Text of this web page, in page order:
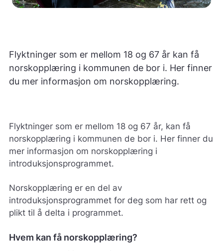
Flyktninger som er mellom 18 og 67 år kan få
norskopplæring i kommunen de bor i. Her finner
du mer informasjon om norskopplæring.
Flyktninger som er mellom 18 og 67 år, kan få
norskopplæring i kommunen de bor i. Her finner du
mer informasjon om norskopplæring i
introduksjonsprogrammet.
Norskopplæring er en del av
introduksjonsprogrammet for deg som har rett og
plikt til å delta i programmet.
Hvem kan få norskopplæring?